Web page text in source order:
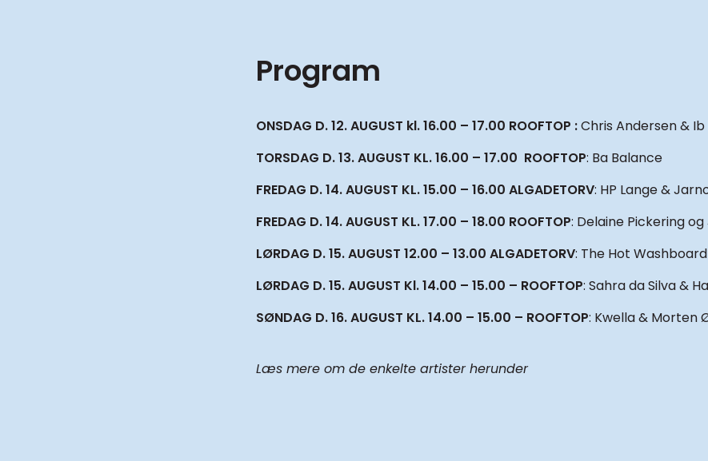
Program
ONSDAG D. 12. AUGUST kl. 16.00 – 17.00 ROOFTOP :Chris Andersen &
TORSDAG D. 13. AUGUST KL. 16.00 – 17.00 ROOFTOP: Ba Balance
FREDAG D. 14. AUGUST KL. 15.00 – 16.00 ALGADETORV: HP Lange &
FREDAG D. 14. AUGUST KL. 17.00 – 18.00 ROOFTOP: Delaine Pickering
LØRDAG D. 15. AUGUST 12.00 – 13.00 ALGADETORV: The Hot
LØRDAG D. 15. AUGUST Kl. 14.00 – 15.00 – ROOFTOP: Sahra da Silva &
SØNDAG D. 16. AUGUST KL. 14.00 – 15.00 – ROOFTOP: Kwella & Morten
Læs mere om de enkelte artister herunder